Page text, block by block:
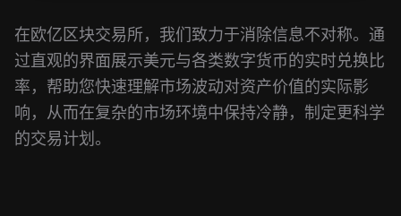
在欧亿区块交易所，我们致力于消除信息不对称。通
过直观的界面展示美元与各类数字货币的实时兑换比
率，帮助您快速理解市场波动对资产价值的实际影
响，从而在复杂的市场环境中保持冷静，制定更科学
的交易计划。